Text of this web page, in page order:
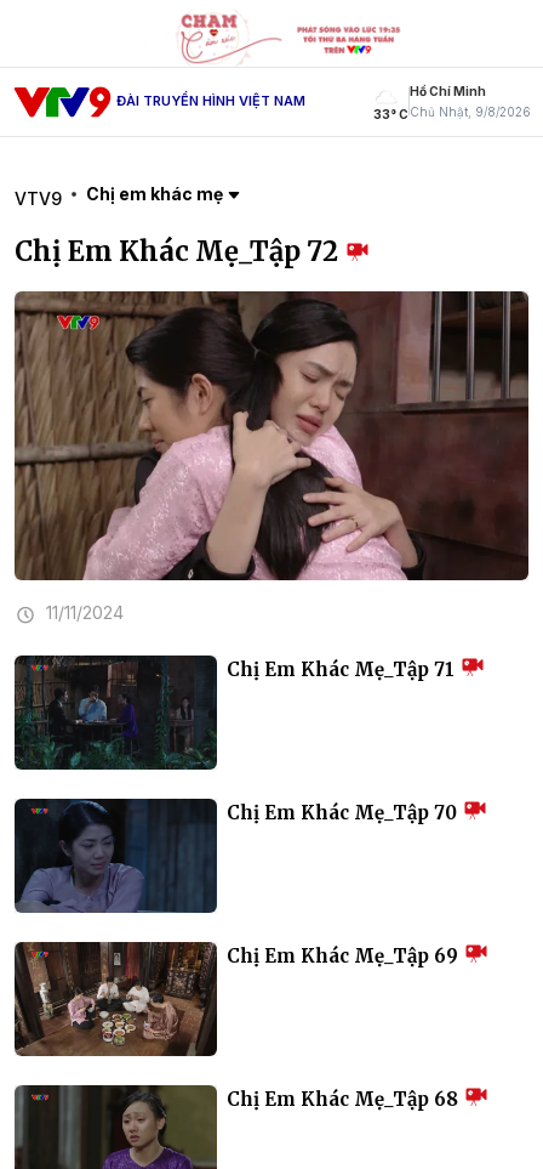
ĐÀI TRUYỀN HÌNH VIỆT NAM
33° C
Hồ Chí Minh
Chủ Nhật, 9/8/2026
VTV9 Chị em khác mẹ
Chị Em Khác Mẹ_Tập 72
11/11/2024
Chị Em Khác Mẹ_Tập 71
Chị Em Khác Mẹ_Tập 70
Chị Em Khác Mẹ_Tập 69
Chị Em Khác Mẹ_Tập 68